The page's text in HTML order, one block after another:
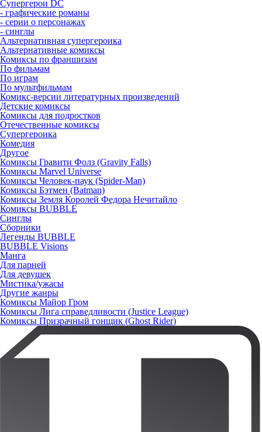
Супергерои DC
- графические романы
- серии о персонажах
- синглы
Альтернативная супергероика
Альтернативные комиксы
Комиксы по франшизам
По фильмам
По играм
По мультфильмам
Комикс-версии литературных произведений
Детские комиксы
Комиксы для подростков
Отечественные комиксы
Супергероика
Комедия
Другое
Комиксы Гравити Фолз (Gravity Falls)
Комиксы Marvel Universe
Комиксы Человек-паук (Spider-Man)
Комиксы Бэтмен (Batman)
Комиксы Земля Королей Федора Нечитайло
Комиксы BUBBLE
Синглы
Сборники
Легенды BUBBLE
BUBBLE Visions
Манга
Для парней
Для девушек
Мистика/ужасы
Другие жанры
Комиксы Майор Гром
Комиксы Лига справедливости (Justice League)
Комиксы Призрачный гонщик (Ghost Rider)